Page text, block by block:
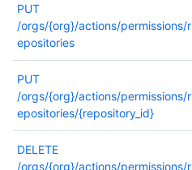
PUT
/orgs/{org}/actions/permissions/r
epositories
PUT
/orgs/{org}/actions/permissions/r
epositories/{repository_id}
DELETE
/orgs/{org}/actions/permissions/r